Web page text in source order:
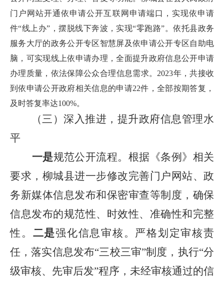
门户网站开通依申请公开互联网申请端口，实现依申请
件“线上办”，摆脱线下奔波，实现“零跑路”。依托县政务
服务大厅的政务公开专区智慧屏及依申请公开专区自助电
脑，可实现线上依申请办理，全面提升政府信息公开申请
办理质量，依法保障公众合理信息需求。2023年，共接收
到依申请公开政府相关信息的申请22件，全部按期答复，
及时答复率达100%。
（三）深入推进，提升政府信息管理水
平
一是规范公开流程。根据《条例》相关
要求，柳城县进一步修改完善门户网站、政
务新媒体信息发布和保密审查等制度，确保
信息发布的规范性、时效性、准确性和完整
性。 二是强化信息审核。严格划定审核责
任，落实信息发布“三校三审”制度，执行“分
级审核、先审后发”程序，未经审核通过的信